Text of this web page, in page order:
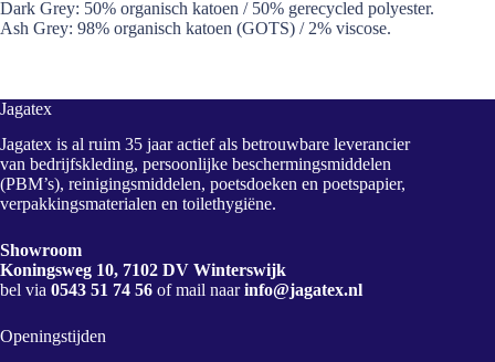
Dark Grey: 50% organisch katoen / 50% gerecycled polyester.
Ash Grey: 98% organisch katoen (GOTS) / 2% viscose.
Jagatex
Jagatex is al ruim 35 jaar actief als betrouwbare leverancier
van bedrijfskleding, persoonlijke beschermingsmiddelen
(PBM’s), reinigingsmiddelen, poetsdoeken en poetspapier,
verpakkingsmaterialen en toilethygiëne.
Showroom
Koningsweg 10, 7102 DV Winterswijk
bel via 0543 51 74 56 of mail naarinfo@jagatex.nl
Openingstijden